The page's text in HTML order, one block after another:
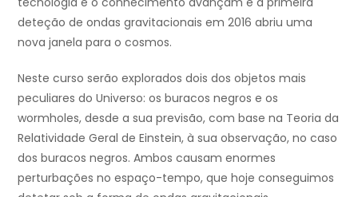
deteção de ondas gravitacionais em 2016 abriu uma
nova janela para o cosmos.
Neste curso serão explorados dois dos objetos mais
peculiares do Universo: os buracos negros e os
wormholes, desde a sua previsão, com base na Teoria da
Relatividade Geral de Einstein, à sua observação, no caso
dos buracos negros. Ambos causam enormes
perturbações no espaço-tempo, que hoje conseguimos